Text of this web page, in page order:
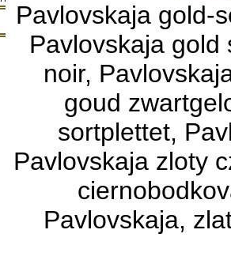
Pavlovskaja gold-
Pavlovskaja gold
noir,
goud
sortplettet,
Pavlovskaja zloty
Pavlovskaja,